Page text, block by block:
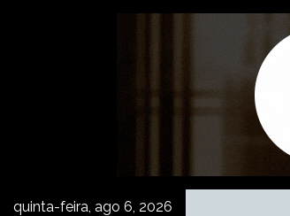
quinta-feira, ago 6, 2026